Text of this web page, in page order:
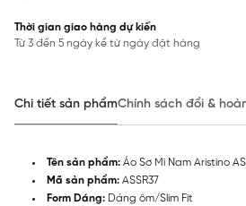
Thời gian giao hàng dự kiến
Từ 3 đến 5 ngày kể từ ngày đặt hàng
Chi tiết sản phẩmChính sách đổi &
Tên sản phẩm: Áo Sơ Mi Nam Aristino
Mã sản phẩm: ASSR37
Form Dáng: Dáng ôm/Slim Fit